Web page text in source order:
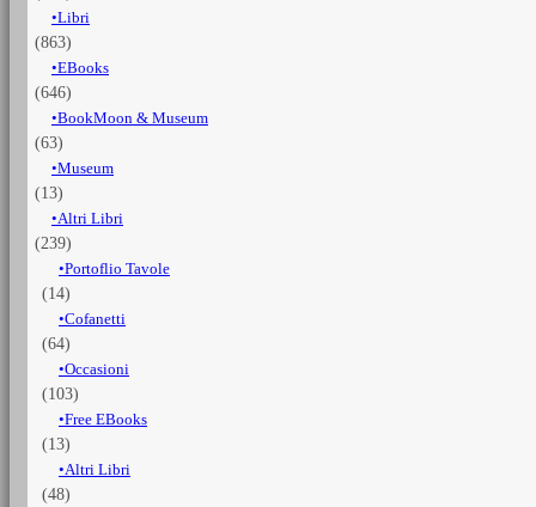
Romano
all'anno
2000
quantità
Libri
(863)
EBooks
(646)
BookMoon & Museum
(63)
Museum
(13)
Altri Libri
(239)
Portoflio Tavole
(14)
Cofanetti
(64)
Occasioni
(103)
Free EBooks
(13)
Altri Libri
(48)